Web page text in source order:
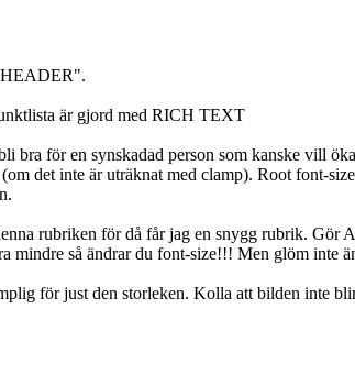
är gjord med RICH TEXT
för en synskadad person som kanske vill
det inte är uträknat med clamp). Root font-
rubriken för då får jag en snygg rubrik.
så ändrar du font-size!!! Men glöm inte
för just den storleken. Kolla att bilden inte